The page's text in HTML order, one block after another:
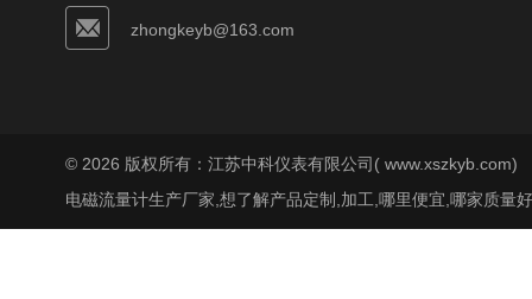
zhongkeyb@163.com
© 2026 版权所有：江苏中科仪表有限公司( www.xszkyb.com)
电磁流量计生产厂家,想了解产品定制,加工,哪里便宜,哪家质量